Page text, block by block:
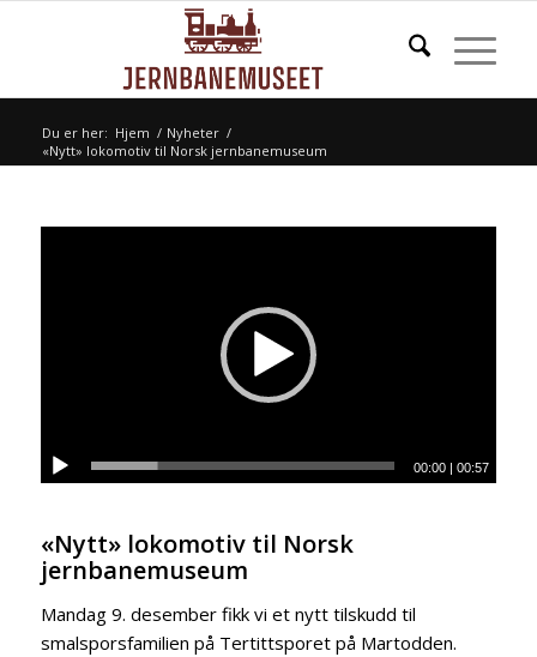
Du er her: Hjem / Nyheter /
«Nytt» lokomotiv til Norsk jernbanemuseum
00:00 |00:57
«Nytt» lokomotiv til Norsk
jernbanemuseum
Mandag 9. desember fikk vi et nytt tilskudd til
smalsporsfamilien på Tertittsporet på Martodden.